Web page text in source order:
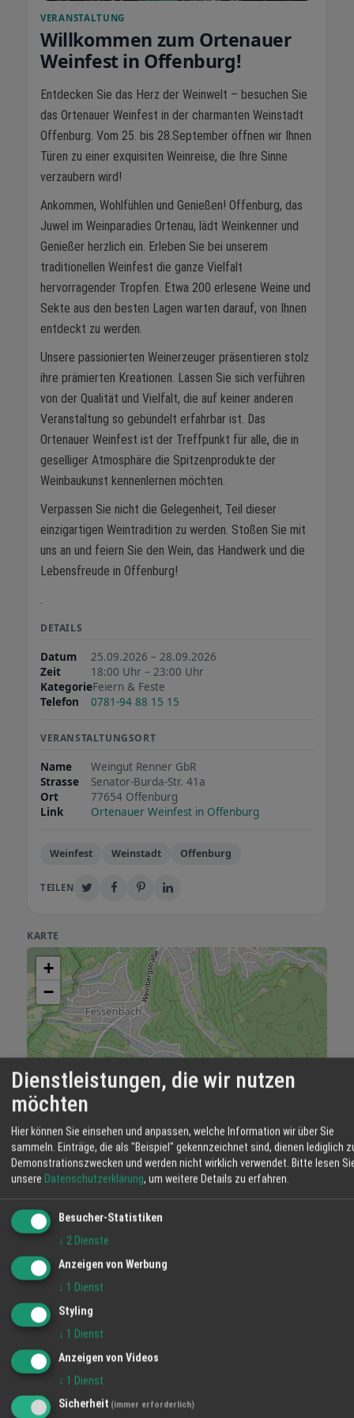
VERANSTALTUNG
Willkommen zum Ortenauer
Weinfest in Offenburg!
Entdecken Sie das Herz der Weinwelt – besuchen Sie
das Ortenauer Weinfest in der charmanten Weinstadt
Offenburg. Vom 25. bis 28.September öffnen wir Ihnen
Türen zu einer exquisiten Weinreise, die Ihre Sinne
verzaubern wird!
Ankommen, Wohlfühlen und Genießen! Offenburg, das
Juwel im Weinparadies Ortenau, lädt Weinkenner und
Genießer herzlich ein. Erleben Sie bei unserem
traditionellen Weinfest die ganze Vielfalt
hervorragender Tropfen. Etwa 200 erlesene Weine und
Sekte aus den besten Lagen warten darauf, von Ihnen
entdeckt zu werden.
Unsere passionierten Weinerzeuger präsentieren stolz
ihre prämierten Kreationen. Lassen Sie sich verführen
von der Qualität und Vielfalt, die auf keiner anderen
Veranstaltung so gebündelt erfahrbar ist. Das
Ortenauer Weinfest ist der Treffpunkt für alle, die in
geselliger Atmosphäre die Spitzenprodukte der
Weinbaukunst kennenlernen möchten.
Verpassen Sie nicht die Gelegenheit, Teil dieser
einzigartigen Weintradition zu werden. Stoßen Sie mit
uns an und feiern Sie den Wein, das Handwerk und die
Lebensfreude in Offenburg!
DETAILS
Datum
25.09.2026 – 28.09.2026
Zeit
18:00 Uhr – 23:00 Uhr
KategorieFeiern & Feste
Telefon
0781-94 88 15 15
VERANSTALTUNGSORT
Name
Weingut Renner GbR
Strasse
Senator-Burda-Str. 41a
Ort
77654 Offenburg
Link
Ortenauer Weinfest in Offenburg
Weinfest Weinstadt Offenburg
TEILEN
KARTE
+
−
Weingut Renner GbR
Weingut Renner: familiäres, modernes &
Ortenau Gegensätze schließen sich auf
unserem Weingut in Fessenbach nicht aus,
zu etwas spannendem Neuem. Wir sind ein
modernes Weingut in Offenburg und zugleich
WEITERE TERMINE
Dienstleistungen, die wir nutzen
möchten
Hier können Sie einsehen und anpassen, welche Information wir über Sie
sammeln. Einträge, die als "Beispiel" gekennzeichnet sind, dienen lediglich
Demonstrationszwecken und werden nicht wirklich verwendet. Bitte lesen
unsere Datenschutzerklärung, um weitere Details zu erfahren.
Besucher-Statistiken
↓ 2 Dienste
Anzeigen von Werbung
↓ 1 Dienst
Styling
↓ 1 Dienst
Anzeigen von Videos
↓ 1 Dienst
Sicherheit (immer erforderlich)